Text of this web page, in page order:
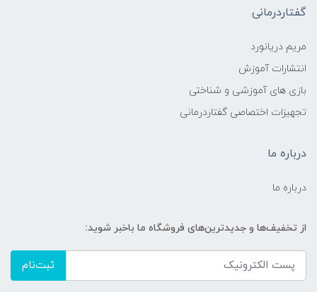
گفتاردرمانی
مریم دریانورد
انتشارات آموزش
بازی های آموزشی و شناختی
تجهیزات اختصاصی گفتاردرمانی
درباره ما
درباره ما
از تخفیف‌ها و جدیدترین‌های فروشگاه ما باخبر شوید:
ثبت‌نام